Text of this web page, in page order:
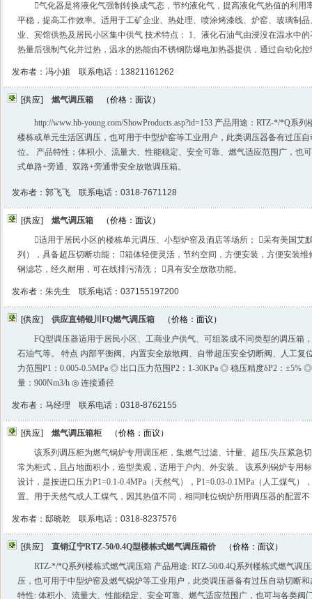
气化器是将液化气强制转换成气态，节约液化气，提高液化气热值的利用
平稳，提高工作效率。适用于工矿企业、热处理、喷涂烤漆线、炉窑、玻璃制
业、宾馆供热及居民小区集中供气 技术特点： 1、液化石油气由浸没在温水中
热量后强制气化并过热，温水的热能由不锈钢防爆电加热器提供，通过自动化
发布者：冯小姐 联系电话：13821161262
[供应] 燃气调压箱 （价格：面议）
http://www.hb-young.com/ShowProducts.asp?id=153 产品用途：RTZ-*/*Q系
楼栋或单元生活区调压，也可用于中型炉窑等工业用户，此类调压器备有过压
位。 产品特性：体积小、流量大、性能稳定、安全可靠、燃气适应范围广，也
式单路+旁通、双路+旁通带安全放散调压箱。
发布者：郭飞飞 联系电话：0318-7671128
[供应] 燃气调压箱 （价格：面议）
适用于居民小区的楼栋单元调压、小型炉窑及酒店等场所； 采有美国艾
列），具备超压切断功能； 箱体轻便灵活，节约空间，方便安装，方便安装
钢滤芯，经久耐用，可在线排污清洗； 具有安全放散功能。
发布者：朱先生 联系电话：037155197200
[供应] 供应直销银川FQ燃气调压箱 （价格：面议）
FQ型调压器适用于居民小区、工商业户供气、可组装成不同类型的调压箱
石油气等。 特点 内部平衡阀、内置安全放散阀、自带超压安全切断阀、人工
力范围P1：0.005-0.5MPa ◎ 出口压力范围P2：1-30KPa ◎ 稳压精度δP2：±5%
量：900Nm3/h ◎ 连接通径
发布者：马经理 联系电话：0318-8762155
[供应] 燃气调压箱柜（价格：面议）
该系列调压柜为燃气锅炉专用调压柜，集燃气过滤、计量、超压/失压紧急
常为柜式，且占地面积小，造型美观，适用于户内、外安装。 该系列锅炉专用
设计，是按进口压力P1=0.1-0.4MPa（天然气），P1=0.03-0.1MPa（人工煤气）
置。用于天然气或人工煤气，因其热值不同，相同吨位锅炉所用调压器的配置不
发布者：邸晓乾 联系电话：0318-8237576
[供应] 直销辽宁RTZ-50/0.4Q型楼栋式燃气调压箱价 （价格：面议）
RTZ-*/*Q系列楼栋式燃气调压箱 产品用途: RTZ-50/0.4Q系列楼栋式燃气调
压，也可用于中型炉窑及燃气锅炉等工业用户，此类调压器备有过压自动切断
特性: 体积小、流量大、性能稳定、安全可靠、燃气适应范围广，也可与各类阀